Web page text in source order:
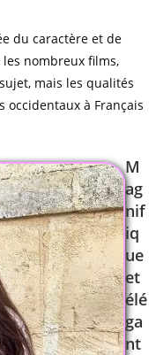
du caractère et de
les nombreux films,
mais les qualités
occidentaux à Français
M
ag
nif
iq
ue
et
élé
ga
nt